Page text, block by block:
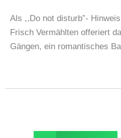
Als ,,Do not disturb”-
Frisch Vermählten offeriert
Gängen, ein romantisches